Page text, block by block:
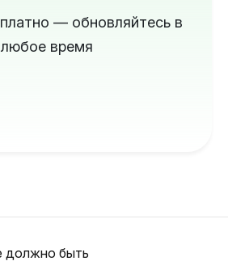
— обновляйтесь в
любое время
должно быть